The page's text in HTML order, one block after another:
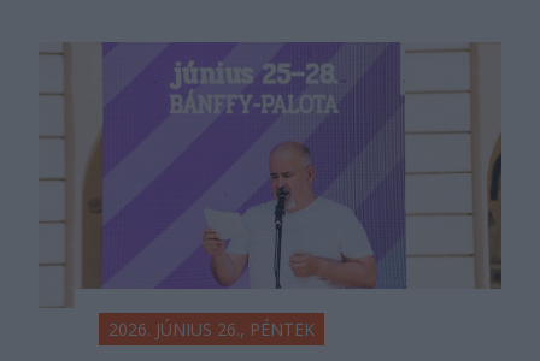
2026. JÚNIUS 26., PÉNTEK